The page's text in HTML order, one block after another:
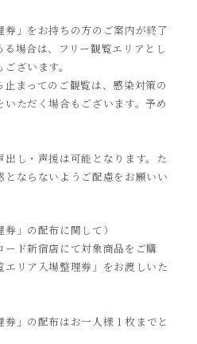
券」をお持ちの方のご案内が終了
場合は、フリー観覧エリアとし
ざいます。
まってのご観覧は、感染対策の
ただく場合もございます。予め
出し・声援は可能となります。た
ならないようご配慮をお願いい
」の配布に関して）
ド新宿店 にて対象商品をご購
リア入場整理券」をお渡しいた
券」の配布はお一人様 1 枚までと